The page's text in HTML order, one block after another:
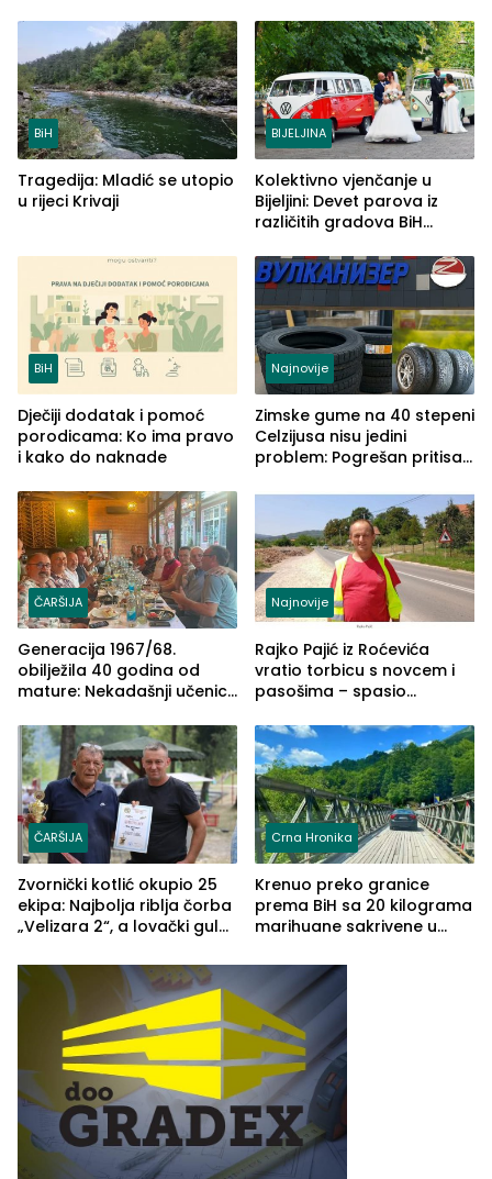
BiH
Tragedija: Mladić se utopio
u rijeci Krivaji
BIJELJINA
Kolektivno vjenčanje u
Bijeljini: Devet parova iz
različitih gradova BiH
BiH
Dječiji dodatak i pomoć
porodicama: Ko ima pravo
i kako do naknade
Najnovije
Zimske gume na 40 stepeni
Celzijusa nisu jedini
problem: Pogrešan pritisak
ČARŠIJA
Generacija 1967/68.
obilježila 40 godina od
mature: Nekadašnji učenici
(FOTO)
Najnovije
Rajko Pajić iz Roćevića
vratio torbicu s novcem i
pasošima – spasio
Grčkoj
ČARŠIJA
Zvornički kotlić okupio 25
ekipa: Najbolja riblja čorba
„Velizara 2“, a lovački gulaš
Crna Hronika
Krenuo preko granice
prema BiH sa 20 kilograma
marihuane sakrivene u